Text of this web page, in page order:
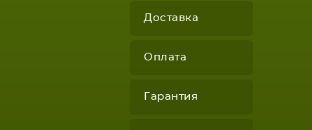
Доставка
Оплата
Гарантия